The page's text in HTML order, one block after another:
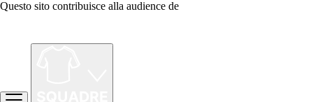
Questo sito contribuisce alla audience de